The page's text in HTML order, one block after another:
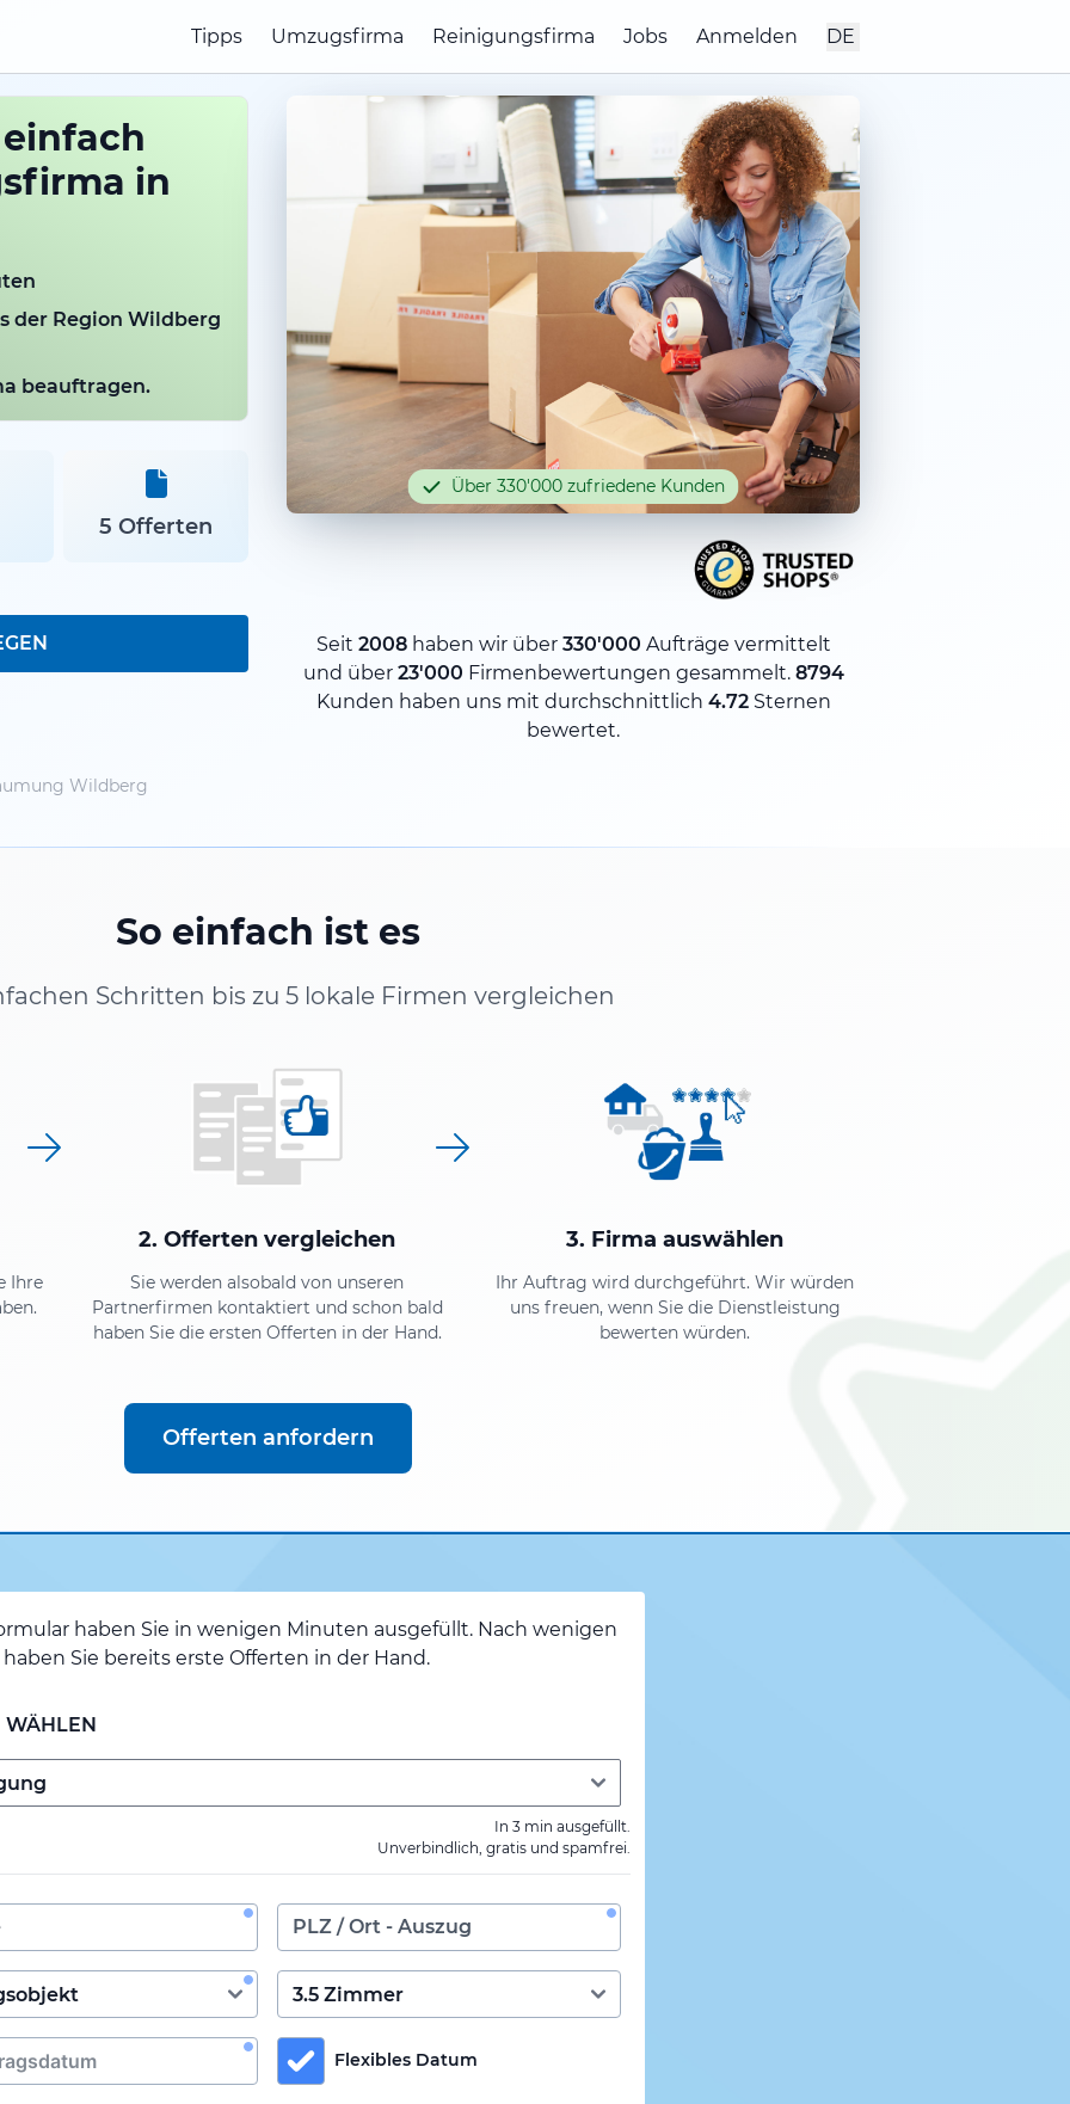
Tipps Umzugsfirma Reinigungsfirma Jobs Anmelden DE
in
der Region Wildberg
beauftragen.
5 Offerten
Über 330'000 zufriedene Kunden
Seit 2008haben wir über 330'000 Aufträge vermittelt
und über 23'000 Firmenbewertungen gesammelt. 8794
Kunden haben uns mit durchschnittlich 4.72Sternen
bewertet.
Wildberg
So einfach ist es
Schritten bis zu 5 lokale Firmen vergleichen
Ihre
2. Offerten vergleichen
Sie werden alsobald von unseren
Partnerfirmen kontaktiert und schon bald
haben Sie die ersten Offerten in der Hand.
3. Firma auswählen
Ihr Auftrag wird durchgeführt. Wir würden
uns freuen, wenn Sie die Dienstleistung
bewerten würden.
Offerten anfordern
haben Sie in wenigen Minuten ausgefüllt. Nach wenigen
Sie bereits erste Offerten in der Hand.
WÄHLEN
In 3 min ausgefüllt.
Unverbindlich, gratis und spamfrei.
Flexibles Datum